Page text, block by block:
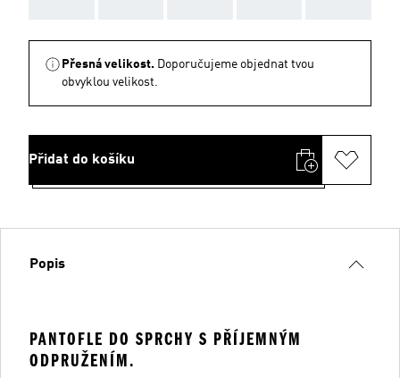
Přesná velikost. Doporučujeme objednat tvou
obvyklou velikost.
Přidat do košíku
Popis
PANTOFLE DO SPRCHY S PŘÍJEMNÝM
ODPRUŽENÍM.